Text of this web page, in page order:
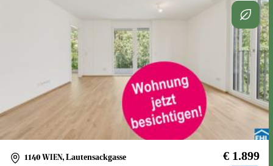
1140 WIEN, Lautensackgasse € 1.899